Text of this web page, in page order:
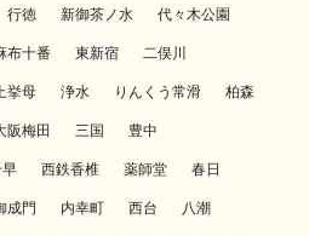
行徳 新御茶ノ水 代々木公園
布十番 東新宿 二俣川
挙母 浄水 りんくう常滑 柏森
阪梅田 三国 豊中
西鉄香椎 薬師堂 春日
成門 内幸町 西台 八潮